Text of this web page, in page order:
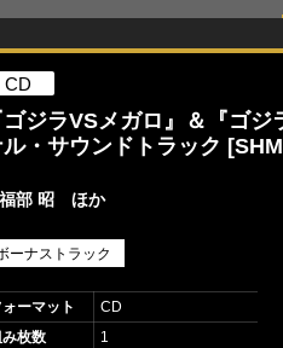
CD
ゴジラVSメガロ』＆『ゴ
・サウンドトラック
部 昭 ほか
ーナストラック
ォーマット
CD
枚数
1